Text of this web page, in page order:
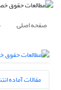
صفحه اصلی
مقالات آماده